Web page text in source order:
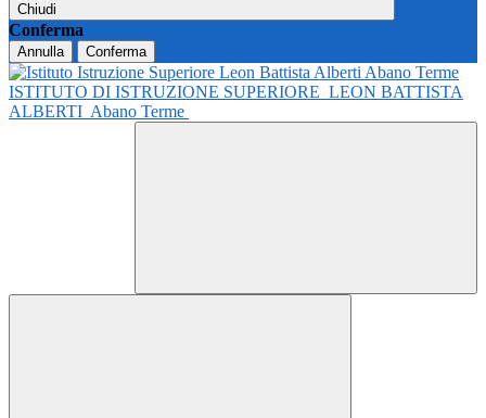
Chiudi
Conferma
Annulla Conferma
ISTITUTO DI ISTRUZIONE SUPERIORE LEON BATTISTA
ALBERTI Abano Terme